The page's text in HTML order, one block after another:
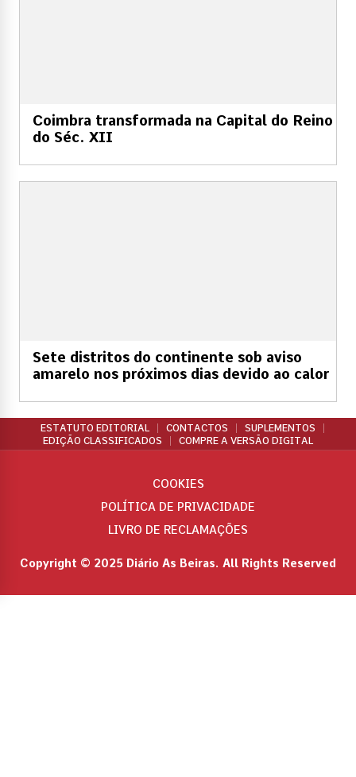
Coimbra transformada na Capital do Reino
do Séc. XII
Sete distritos do continente sob aviso
amarelo nos próximos dias devido ao calor
ESTATUTO EDITORIAL CONTACTOS
SUPLEMENTOS
EDIÇÃO CLASSIFICADOS
COMPRE A VERSÃO DIGITAL
Copyright © 2025 Diário As Beiras. All Rights Reserved
COOKIES
POLÍTICA DE PRIVACIDADE
LIVRO DE RECLAMAÇÕES